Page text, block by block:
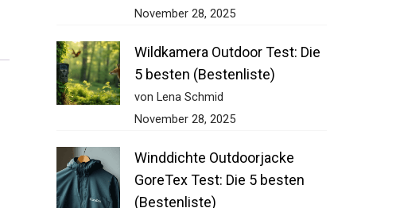
November 28, 2025
Wildkamera Outdoor Test: Die
5 besten (Bestenliste)
von Lena Schmid
November 28, 2025
Winddichte Outdoorjacke
GoreTex Test: Die 5 besten
(Bestenliste)